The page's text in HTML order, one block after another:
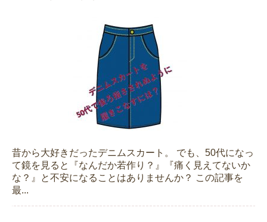
昔から大好きだったデニムスカート。 でも、50代になっ
て鏡を見ると『なんだか若作り？』『痛く見えてないか
な？』と不安になることはありませんか？ この記事を
最...